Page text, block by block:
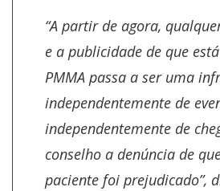
“A partir de agora,
e a publicidade de que
PMMA passa a ser uma
independentemente de
independentemente de
conselho a denúncia de
paciente foi prejudicado”,